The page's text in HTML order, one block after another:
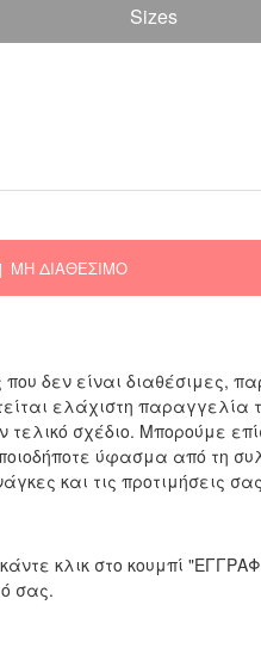
Sizes
ΜΗ ΔΙΑΘΈΣΙΜΟ
δεν είναι διαθέσιμες,
ελάχιστη παραγγελία
σχέδιο. Μπορούμε
ύφασμα από τη
και τις προτιμήσεις
κλικ στο κουμπί
σας.